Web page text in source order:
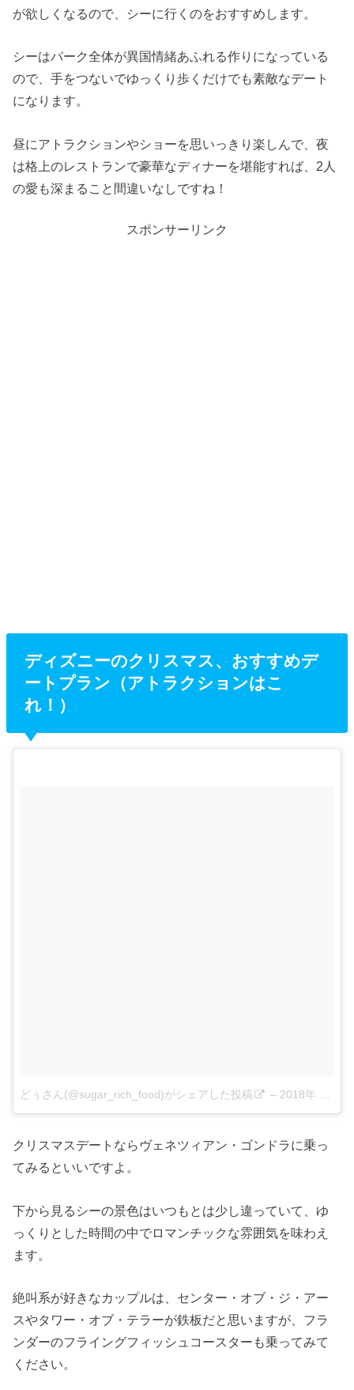
が欲しくなるので、シーに行くのをおすすめします。
シーはパーク全体が異国情緒あふれる作りになっている
ので、手をつないでゆっくり歩くだけでも素敵なデート
になります。
昼にアトラクションやショーを思いっきり楽しんで、夜
は格上のレストランで豪華なディナーを堪能すれば、2人
の愛も深まること間違いなしですね！
スポンサーリンク
ディズニーのクリスマス、おすすめデ
ートプラン（アトラクションはこ
れ！）
どぅさん(@sugar_rich_food)がシェアした投稿 – 2018年 2月月24日午前2時37分PST
クリスマスデートならヴェネツィアン・ゴンドラに乗っ
てみるといいですよ。
下から見るシーの景色はいつもとは少し違っていて、ゆ
っくりとした時間の中でロマンチックな雰囲気を味わえ
ます。
絶叫系が好きなカップルは、センター・オブ・ジ・アー
スやタワー・オブ・テラーが鉄板だと思いますが、フラ
ンダーのフライングフィッシュコースターも乗ってみて
ください。